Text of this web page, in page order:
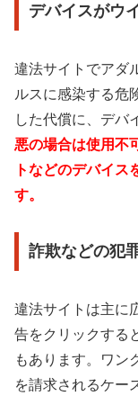
デバイスがウ
違法サイトでアダ
ルスに感染する危
した代償に、デバ
悪の場合は使用不
トなどのデバイス
す。
詐欺などの犯
違法サイトは主に
告をクリックする
もあります。ワン
を請求されるケー